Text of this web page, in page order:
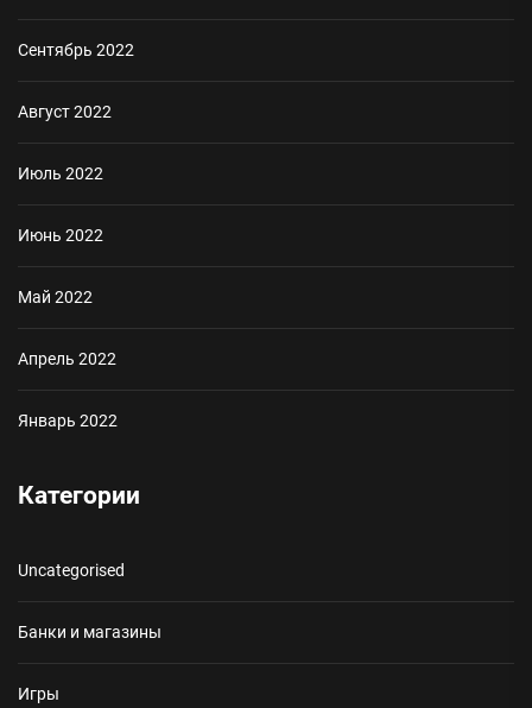
Сентябрь 2022
Август 2022
Июль 2022
Июнь 2022
Май 2022
Апрель 2022
Январь 2022
Категории
Uncategorised
Банки и магазины
Игры